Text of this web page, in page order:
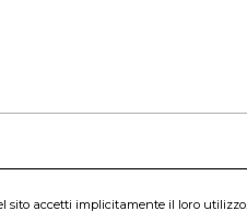
RM-535144
sito accetti implicitamente il loro utilizzo.